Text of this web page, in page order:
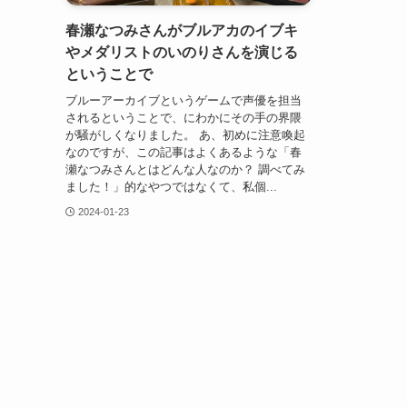
春瀬なつみさんがブルアカのイブキ
やメダリストのいのりさんを演じる
ということで
ブルーアーカイブというゲームで声優を担当
されるということで、にわかにその手の界隈
が騒がしくなりました。 あ、初めに注意喚起
なのですが、この記事はよくあるような「春
瀬なつみさんとはどんな人なのか？ 調べてみ
ました！」的なやつではなくて、私個...
2024-01-23